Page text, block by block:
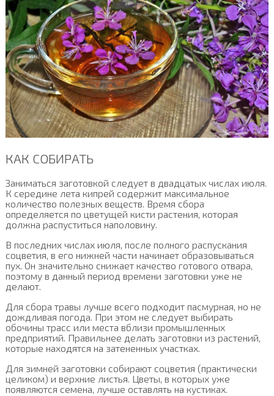
КАК СОБИРАТЬ
Заниматься заготовкой следует в двадцатых числах июля.
К середине лета кипрей содержит максимальное
количество полезных веществ. Время сбора
определяется по цветущей кисти растения, которая
должна распуститься наполовину.
В последних числах июля, после полного распускания
соцветия, в его нижней части начинает образовываться
пух. Он значительно снижает качество готового отвара,
поэтому в данный период времени заготовки уже не
делают.
Для сбора травы лучше всего подходит пасмурная, но не
дождливая погода. При этом не следует выбирать
обочины трасс или места вблизи промышленных
предприятий. Правильнее делать заготовки из растений,
которые находятся на затененных участках.
Для зимней заготовки собирают соцветия (практически
целиком) и верхние листья. Цветы, в которых уже
появляются семена, лучше оставлять на кустиках.